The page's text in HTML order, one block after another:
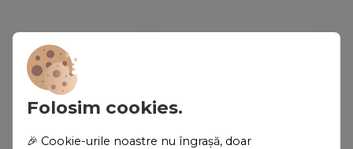
Pantofi Stiletto cu toc
Corina piele intoarsa
mov
909,00RON
Folosim cookies.
🎉 Cookie-urile noastre nu îngrașă, doar